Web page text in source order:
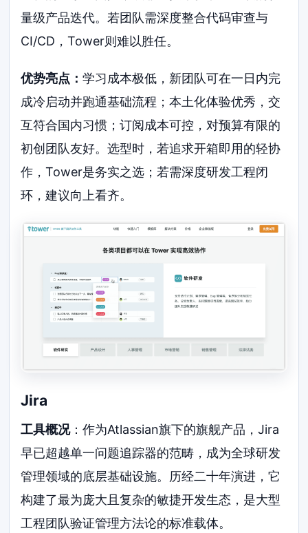
量级产品迭代。若团队需深度整合代码审查与
CI/CD，Tower则难以胜任。
优势亮点：学习成本极低，新团队可在一日内完
成冷启动并跑通基础流程；本土化体验优秀，交
互符合国内习惯；订阅成本可控，对预算有限的
初创团队友好。选型时，若追求开箱即用的轻协
作，Tower是务实之选；若需深度研发工程闭
环，建议向上看齐。
Jira
工具概况：作为Atlassian旗下的旗舰产品，Jira
早已超越单一问题追踪器的范畴，成为全球研发
管理领域的底层基础设施。历经二十年演进，它
构建了最为庞大且复杂的敏捷开发生态，是大型
工程团队验证管理方法论的标准载体。